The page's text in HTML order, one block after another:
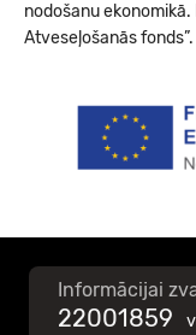
nodošanu
Atveseļošanās fonds”.
Informācijai
22001859